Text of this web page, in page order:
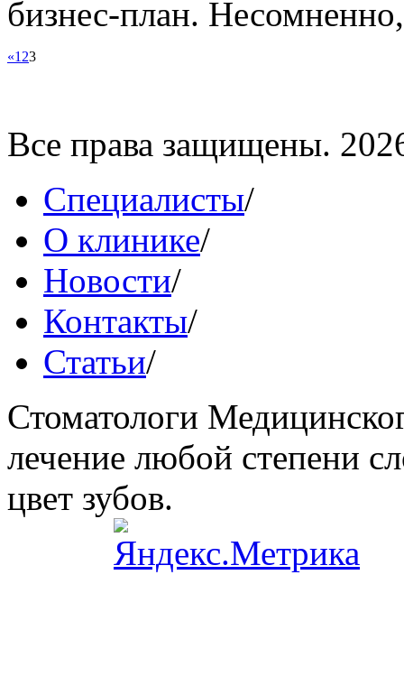
бизнес-план. Несомненно,
«1 23
Все права защищены.
Специалисты/
О клинике/
Новости/
Контакты/
Статьи/
Стоматологи
лечение любой степени
цвет зубов.